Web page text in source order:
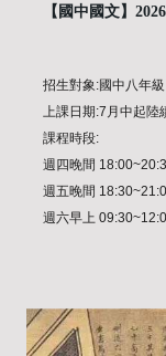
【國中國文】
招生對象:國中八年級
上課日期:7月中起陸
課程時段:
週四晚間
週五晚間
週六早上